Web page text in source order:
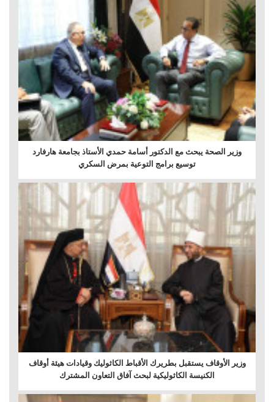
وزير الصحة يبحث مع الدكتور أسامة حمدي الأستاذ بجامعة هارفارد
توسيع برامج التوعية بمرض السكري
وزير الأوقاف يستقبل بطريرك الأقباط الكاثوليك وقيادات هيئة أوقاف
الكنيسة الكاثوليكية لبحث آفاق التعاون المشترك